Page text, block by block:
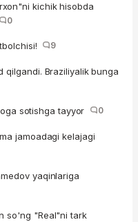
kichik hisobda
0
9
qilgandi. Braziliyalik bunga
sotishga tayyor 0
jamoadagi kelajagi
yaqinlariga
so'ng "Real"ni tark